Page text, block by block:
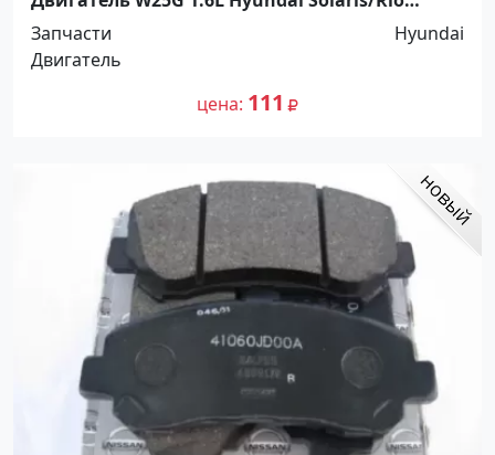
Краснодар
Запчасти
Hyundai
Двигатель
цена 111